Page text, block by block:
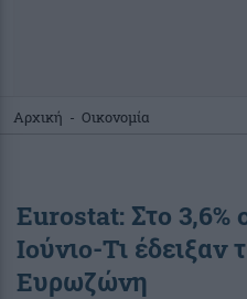
Αρχική - Οικονομία
Eurostat: Στο 3,6%
Ιούνιο-Τι έδειξαν
Ευρωζώνη